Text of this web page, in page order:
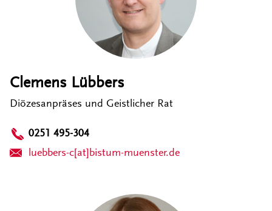
Clemens Lübbers
Diözesanpräses und Geistlicher Rat
0251 495-304
luebbers-c[at]bistum-muenster.de